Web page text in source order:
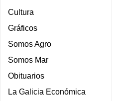
Cultura
Gráficos
Somos Agro
Somos Mar
Obituarios
La Galicia Económica